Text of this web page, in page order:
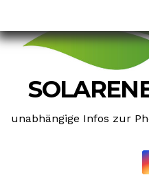
unabhängige Infos zur